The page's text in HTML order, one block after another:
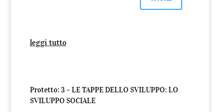
leggi tutto
Protetto: 3 – LE TAPPE DELLO SVILUPPO: LO
SVILUPPO SOCIALE